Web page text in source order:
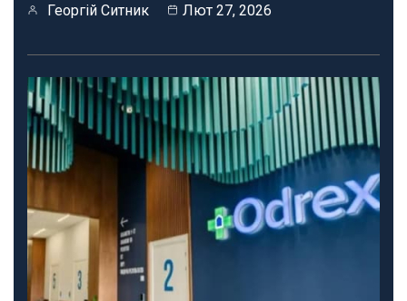
Георгій Ситник Лют 27, 2026